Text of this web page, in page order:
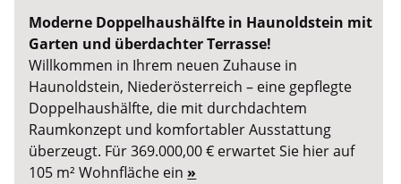
Moderne Doppelhaushälfte in Haunoldstein mit
Garten und überdachter Terrasse!
Willkommen in Ihrem neuen Zuhause in
Haunoldstein, Niederösterreich – eine gepflegte
Doppelhaushälfte, die mit durchdachtem
Raumkonzept und komfortabler Ausstattung
überzeugt. Für 369.000,00 € erwartet Sie hier auf
105 m² Wohnfläche ein »